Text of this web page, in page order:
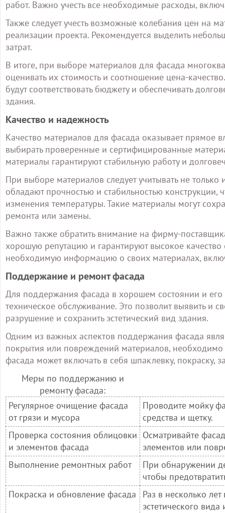
работ. Важно учесть все необходимые расходы,
Также следует учесть возможные колебания цен на
реализации проекта. Рекомендуется выделить
затрат.
В итоге, при выборе материалов для фасада
оценивать их стоимость и соотношение цена-
будут соответствовать бюджету и обеспечивать
здания.
Качество и надежность
Качество материалов для фасада оказывает прямое
выбирать проверенные и сертифицированные
материалы гарантируют стабильную работу и
При выборе материалов следует учитывать не
обладают прочностью и стабильностью
изменения температуры. Такие материалы могут
ремонта или замены.
Важно также обратить внимание на фирму-
хорошую репутацию и гарантируют высокое
необходимую информацию о своих материалах,
Поддержание и ремонт фасада
Для поддержания фасада в хорошем состоянии и его
техническое обслуживание. Это позволит выявить и
разрушение и сохранить эстетический вид здания.
Одним из важных аспектов поддержания фасада
покрытия или повреждений материалов,
фасада может включать в себя шпаклевку, покраску,
Меры по поддержанию и
ремонту фасада:
Регулярное очищение фасада
от грязи и мусора
Проводите мойку
средства и щетку.
Проверка состояния облицовки
и элементов фасада
Осматривайте
элементов или
Выполнение ремонтных работ
При обнаружении
чтобы
Покраска и обновление фасада
Раз в несколько
эстетического